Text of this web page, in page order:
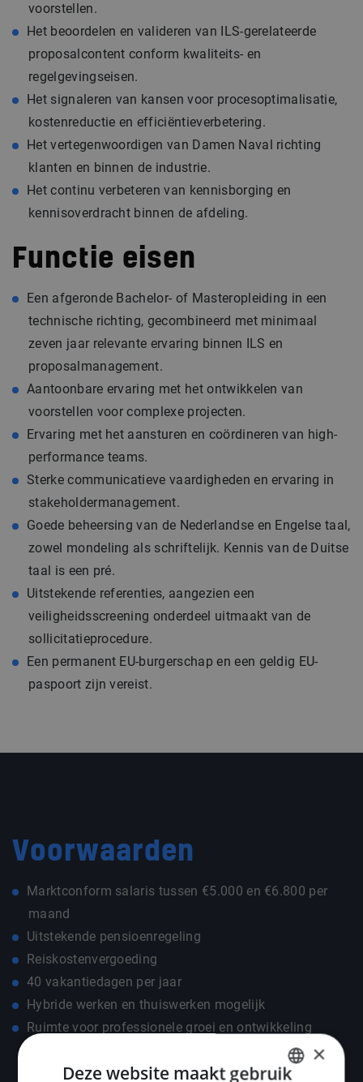
voorstellen.
Het beoordelen en valideren van ILS-gerelateerde
proposalcontent conform kwaliteits- en
regelgevingseisen.
Het signaleren van kansen voor procesoptimalisatie,
kostenreductie en efficiëntieverbetering.
Het vertegenwoordigen van Damen Naval richting
klanten en binnen de industrie.
Het continu verbeteren van kennisborging en
kennisoverdracht binnen de afdeling.
Functie eisen
Een afgeronde Bachelor- of Masteropleiding in een
technische richting, gecombineerd met minimaal
zeven jaar relevante ervaring binnen ILS en
proposalmanagement.
Aantoonbare ervaring met het ontwikkelen van
voorstellen voor complexe projecten.
Ervaring met het aansturen en coördineren van high-
performance teams.
Sterke communicatieve vaardigheden en ervaring in
stakeholdermanagement.
Goede beheersing van de Nederlandse en Engelse taal,
zowel mondeling als schriftelijk. Kennis van de Duitse
taal is een pré.
Uitstekende referenties, aangezien een
veiligheidsscreening onderdeel uitmaakt van de
sollicitatieprocedure.
Een permanent EU-burgerschap en een geldig EU-
paspoort zijn vereist.
Voorwaarden
Marktconform salaris tussen €5.000 en €6.800 per
maand
Uitstekende pensioenregeling
Reiskostenvergoeding
40 vakantiedagen per jaar
Hybride werken en thuiswerken mogelijk
Ruimte voor professionele groei en ontwikkeling
×
Deze website maakt gebruik